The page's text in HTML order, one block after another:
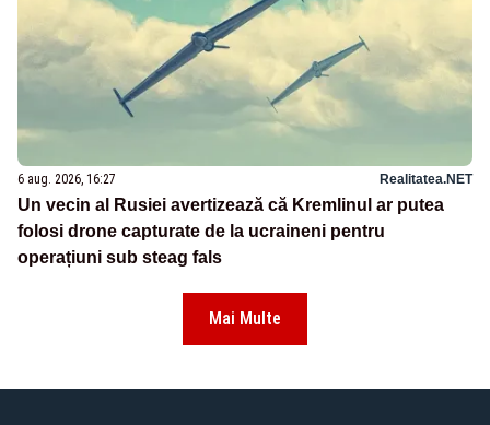
6 aug. 2026, 16:27 Realitatea.NET
Un vecin al Rusiei avertizează că Kremlinul ar putea
folosi drone capturate de la ucraineni pentru
operațiuni sub steag fals
Mai Multe